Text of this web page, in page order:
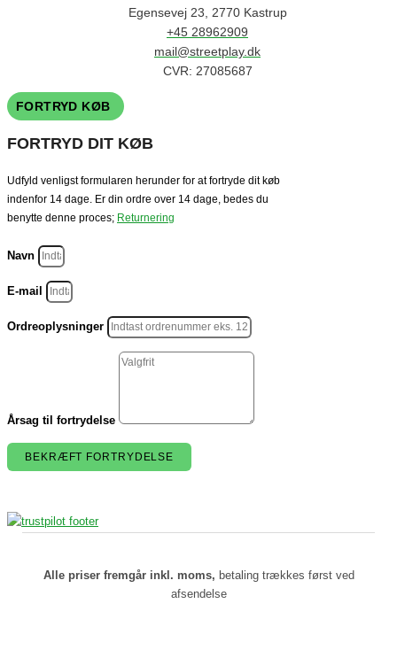
Egensevej 23, 2770 Kastrup
+45 28962909
mail@streetplay.dk
CVR: 27085687
FORTRYD KØB
FORTRYD DIT KØB
Udfyld venligst formularen herunder for at fortryde dit køb
indenfor 14 dage. Er din ordre over 14 dage, bedes du
benytte denne proces; Returnering
Navn
E-mail
Ordreoplysninger
Årsag til fortrydelse
BEKRÆFT FORTRYDELSE
Alle priser fremgår inkl. moms, betaling trækkes først ved
afsendelse